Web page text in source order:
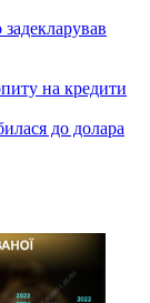
на кредити
до долара